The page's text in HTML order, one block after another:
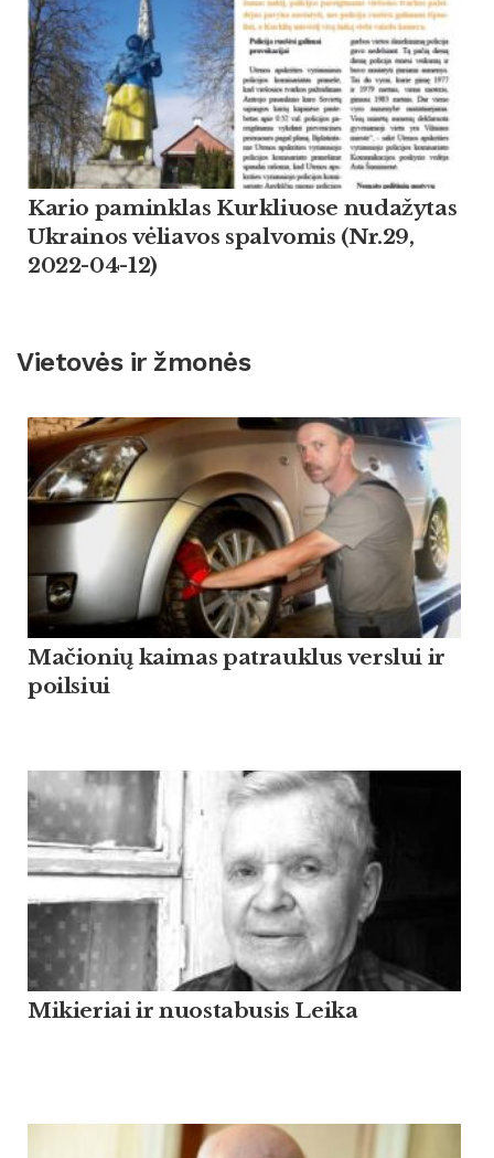
Kario paminklas Kurkliuose nudažytas
Ukrainos vėliavos spalvomis (Nr.29,
2022-04-12)
Vietovės ir žmonės
Mačionių kaimas patrauklus verslui ir
poilsiui
Mikieriai ir nuostabusis Leika